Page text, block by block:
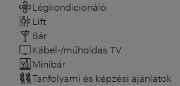
Légkondicionáló
Lift
Bár
Kábel-/műholdas TV
Minibár
Tanfolyami és képzési ajánlatok